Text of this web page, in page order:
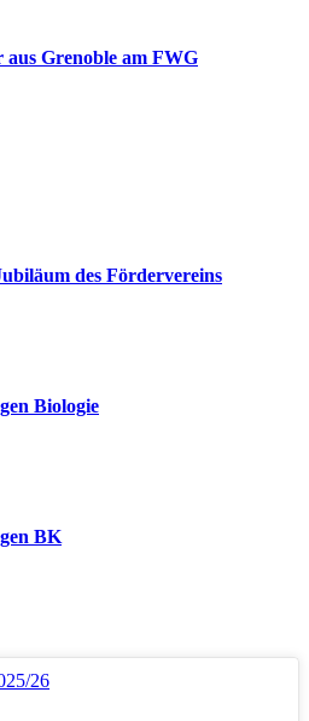
Grenoble am FWG
des Fördervereins
Biologie
BK